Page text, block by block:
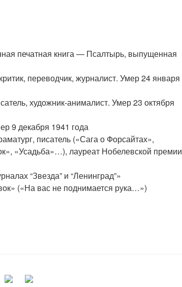
печатная книга — Псалтырь, выпущенная
переводчик, журналист. Умер 24 января
художник-анималист. Умер 23 октября
9 декабря 1941 года
писатель («Сага о Форсайтах»,
«Усадьба»…), лауреат Нобелевской премии
“Звезда” и “Ленинград”»
(«На вас не поднимается рука…»)